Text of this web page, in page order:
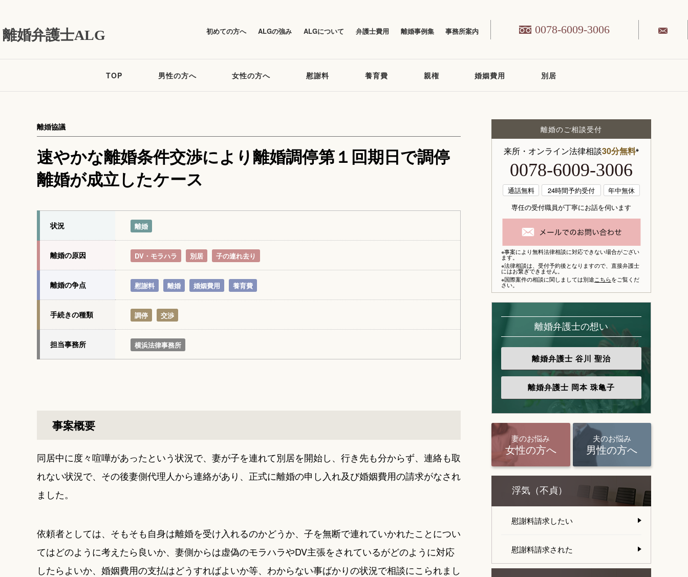
離婚弁護士ALG 初めての方へ ALGの強み ALGについて 弁護士費用 離婚事例集 事務所案内 0078-6009-3006
TOP 男性の方へ 女性の方へ 慰謝料 養育費 親権 婚姻費用 別居
速やかな離婚条件交渉により離婚調停第１回期日で調停
離婚が成立したケース
離婚協議
状況 離婚
離婚の原因 DV・モラハラ 別居 子の連れ去り
離婚の争点 慰謝料 離婚 婚姻費用 養育費
手続きの種類 調停 交渉
担当事務所 横浜法律事務所
事案概要
同居中に度々喧嘩があったという状況で、妻が子を連れて別居を開始し、行き先も分からず、連絡も取
れない状況で、その後妻側代理人から連絡があり、正式に離婚の申し入れ及び婚姻費用の請求がなされ
ました。
依頼者としては、そもそも自身は離婚を受け入れるのかどうか、子を無断で連れていかれたことについ
てはどのように考えたら良いか、妻側からは虚偽のモラハラやDV主張をされているがどのように対応
したらよいか、婚姻費用の支払はどうすればよいか等、わからない事ばかりの状況で相談にこられまし
離婚のご相談受付
来所・オンライン法律相談30分無料※
0078-6009-3006
通話無料 24時間予約受付
年中無休
専任の受付職員が丁寧にお話を伺います
※事案により無料法律相談に対応できない場合がござい
ます。
※法律相談は、 受付予約後となりますので、 直接弁護士
にはお繋ぎできません。
※国際案件の相談に関しましては別途こちらをご覧くだ
さい。
離婚弁護士の想い
離婚弁護士 谷川 聖治
離婚弁護士 岡本 珠亀子
妻のお悩み
女性の方へ
夫のお悩み
男性の方へ
浮気（不貞）
慰謝料請求したい
慰謝料請求された